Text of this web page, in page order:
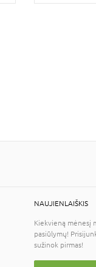
NAUJIENLAIŠKIS
Kiekvieną mėnesį
pasiūlymų!
sužinok pirmas!